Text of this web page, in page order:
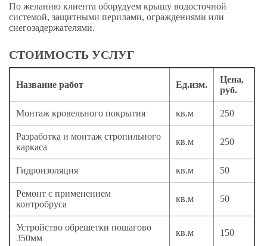
По желанию клиента оборудуем крышу водосточной
системой, защитными перилами, ограждениями или
снегозадержателями.
СТОИМОСТЬ УСЛУГ
Название работ Ед.изм.
Цена,
руб.
Монтаж кровельного покрытия кв.м 250
Разработка и монтаж стропильного
каркаса
кв.м 250
Гидроизоляция кв.м 50
Ремонт с применением
контробруса
кв.м 50
Устройство обрешетки пошагово
350мм
кв.м 150